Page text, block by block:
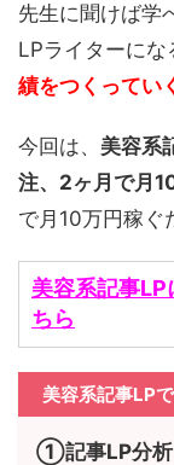
先生に聞けば学
LPライターにな
績をつくってい
今回は、 美容系
注、2ヶ月で月
で月10万円稼ぐ
美容系記事LP
ちら
美容系記事LP
①記事LP分析